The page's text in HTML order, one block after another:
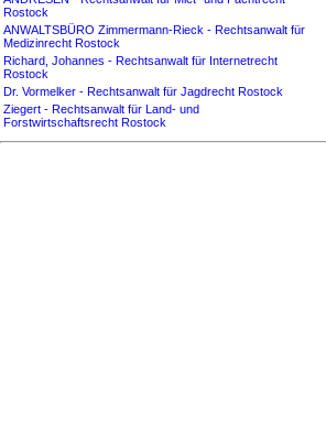
Rostock
ANWALTSBÜRO Zimmermann-Rieck - Rechtsanwalt für
Medizinrecht Rostock
Richard, Johannes - Rechtsanwalt für Internetrecht
Rostock
Dr. Vormelker - Rechtsanwalt für Jagdrecht Rostock
Ziegert - Rechtsanwalt für Land- und
Forstwirtschaftsrecht Rostock